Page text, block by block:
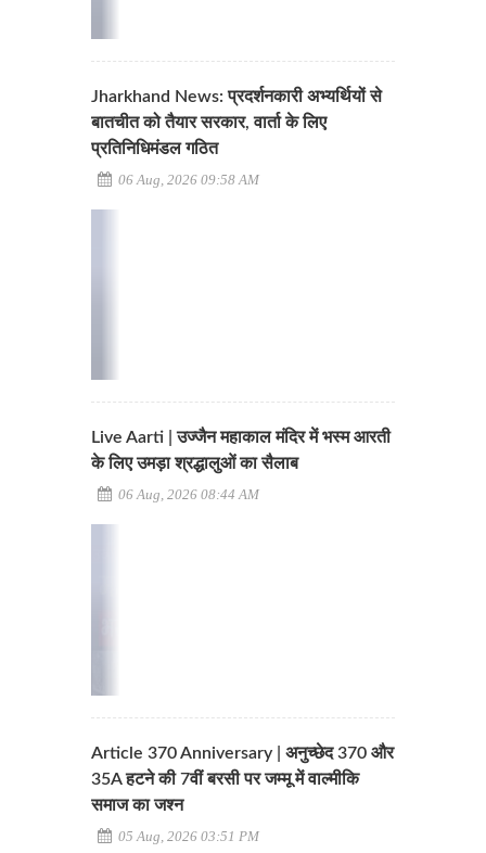
Jharkhand News: प्रदर्शनकारी अभ्यर्थियों से
बातचीत को तैयार सरकार, वार्ता के लिए
प्रतिनिधिमंडल गठित
06 Aug, 2026 09:58 AM
Live Aarti | उज्जैन महाकाल मंदिर में भस्म आरती
के लिए उमड़ा श्रद्धालुओं का सैलाब
06 Aug, 2026 08:44 AM
Article 370 Anniversary | अनुच्छेद 370 और
35A हटने की 7वीं बरसी पर जम्मू में वाल्मीकि
समाज का जश्न
05 Aug, 2026 03:51 PM